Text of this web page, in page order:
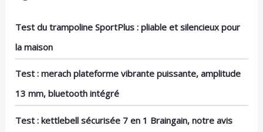
Le cadran rond classique et le grand écran de
cette montre plaisent aussi bien aux hommes
interchangeables vous permettent de
personnaliser votre look pour chaque occasion.
【Contenu de la Boîte et Support】 Contenu : 1 x
Montre Connectée, 2 x Bracelets en silicone, 1 x
Câble de chargement magnétique, 1 x Manuel
offre également un suivi précis de vos
Test du trampoline SportPlus : pliable et silencieux pour
la maison
Test : merach plateforme vibrante puissante, amplitude
13 mm, bluetooth intégré
Test : kettlebell sécurisée 7 en 1 Braingain, notre avis